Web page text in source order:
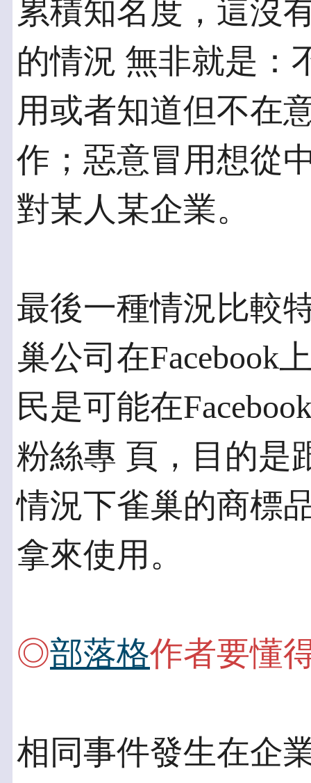
累積知名度，這沒
的情況 無非就是：
用或者知道但不在
作；惡意冒用想從
對某人某企業。
最後一種情況比較
巢公司在Facebook
民是可能在
粉絲專 頁，目的是
情況下雀巢的商標
拿來使用。
◎部落格作者要懂
相同事件發生在企